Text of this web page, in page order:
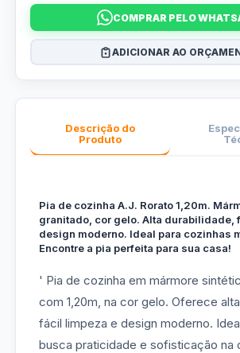
COMPRAR PELO
ADICIONAR AO
Descrição do
Produto
Pia de cozinha A.J. Rorato 1,20m.
granitado, cor gelo. Alta durabilidade,
design moderno. Ideal para cozinhas
Encontre a pia perfeita para sua casa!
' Pia de cozinha em mármore
com 1,20m, na cor gelo. Oferece
fácil limpeza e design moderno.
busca praticidade e sofisticação na